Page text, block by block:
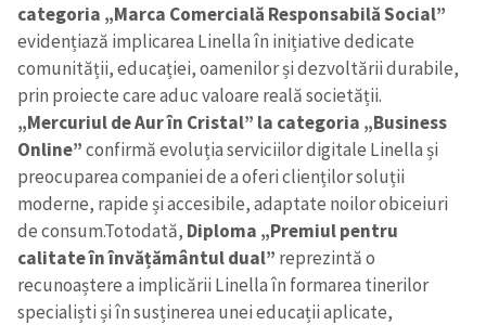
categoria „Marca Comercială Responsabilă Social”
evidențiază implicarea Linella în inițiative dedicate
comunității, educației, oamenilor și dezvoltării durabile,
prin proiecte care aduc valoare reală societății.
„Mercuriul de Aur în Cristal” la categoria „Business
Online”confirmă evoluția serviciilor digitale Linella și
preocuparea companiei de a oferi clienților soluții
moderne, rapide și accesibile, adaptate noilor obiceiuri
de consum.Totodată, Diploma „Premiul pentru
calitate în învățământul dual” reprezintă o
recunoaștere a implicării Linella în formarea tinerilor
specialiști și în susținerea unei educații aplicate,